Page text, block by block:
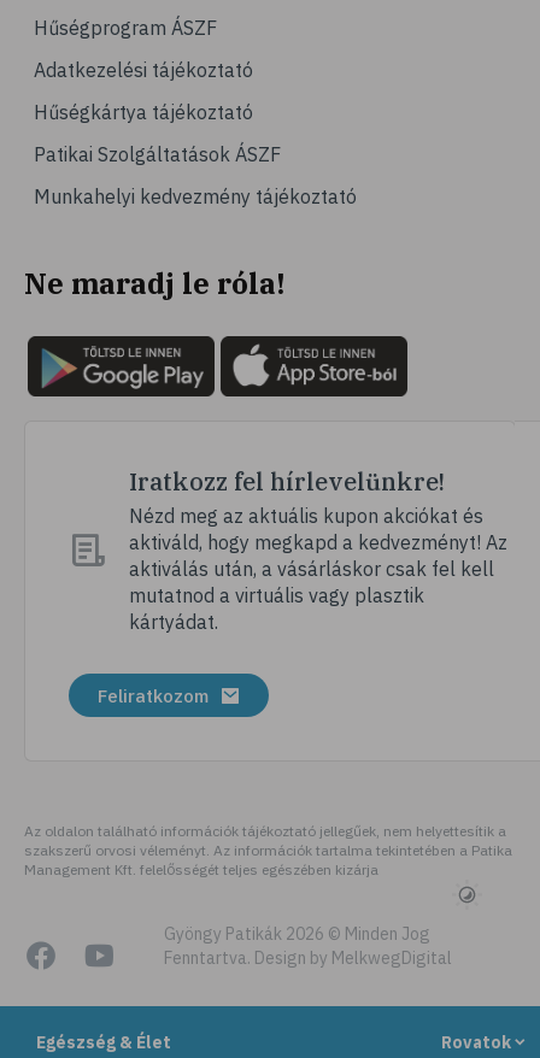
Egészség & Élet Rovatok
# vérnyomásmérés
# kardiológia
# kardiovaszkuláris betegségek
# szív- és érrendszer
# vérnyomás
# mozgás
# pszichológia
# hátfájás
# vérnyomáscsökkentés
# megfázás
# influenza
# fertőző betegségek
# köhögés
# immunerősítés
# kézmosás
# szépségápolás
# bőrápolás
# izlandi zuzmó
Hűségprogram ÁSZF
Adatkezelési tájékoztató
Hűségkártya tájékoztató
Patikai Szolgáltatások ÁSZF
Munkahelyi kedvezmény tájékoztató
Ne maradj le róla!
Iratkozz fel hírlevelünkre!
Nézd meg az aktuális kupon akciókat és
aktiváld, hogy megkapd a kedvezményt! Az
aktiválás után, a vásárláskor csak fel kell
mutatnod a virtuális vagy plasztik
kártyádat.
Feliratkozom
Az oldalon található információk tájékoztató jellegűek, nem helyettesítik a
szakszerű orvosi véleményt. Az információk tartalma tekintetében a Patika
Management Kft. felelősségét teljes egészében kizárja
Gyöngy Patikák 2026 © Minden Jog
Fenntartva. Design by MelkwegDigital